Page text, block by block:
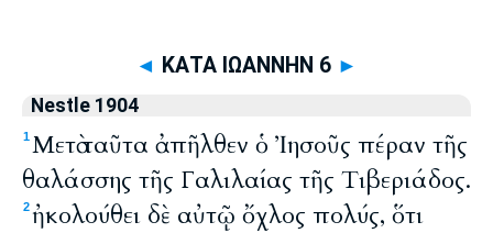
◄ ΚΑΤΑ ΙΩΑΝΝΗΝ 6 ►
Nestle 1904
1Μετὰ ταῦτα ἀπῆλθεν ὁ Ἰησοῦς πέραν τῆς
θαλάσσης τῆς Γαλιλαίας τῆς Τιβεριάδος.
2ἠκολούθει δὲ αὐτῷ ὄχλος πολύς, ὅτι